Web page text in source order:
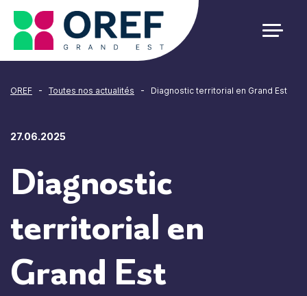
OREF - Toutes nos actualités - Diagnostic territorial en Grand Est
27.06.2025
Diagnostic
territorial en
Grand Est